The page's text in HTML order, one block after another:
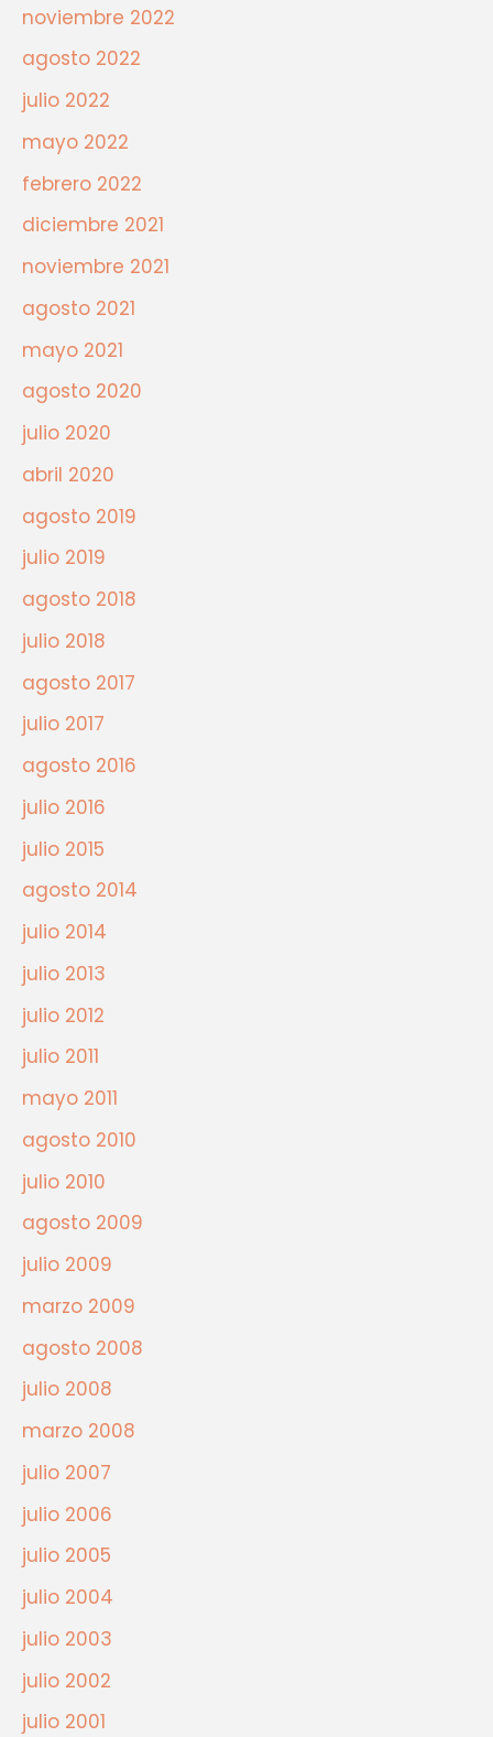
noviembre 2022
agosto 2022
julio 2022
mayo 2022
febrero 2022
diciembre 2021
noviembre 2021
agosto 2021
mayo 2021
agosto 2020
julio 2020
abril 2020
agosto 2019
julio 2019
agosto 2018
julio 2018
agosto 2017
julio 2017
agosto 2016
julio 2016
julio 2015
agosto 2014
julio 2014
julio 2013
julio 2012
julio 2011
mayo 2011
agosto 2010
julio 2010
agosto 2009
julio 2009
marzo 2009
agosto 2008
julio 2008
marzo 2008
julio 2007
julio 2006
julio 2005
julio 2004
julio 2003
julio 2002
julio 2001